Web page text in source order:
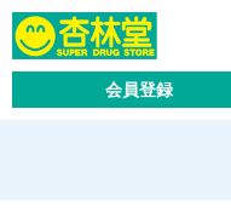
会員登録